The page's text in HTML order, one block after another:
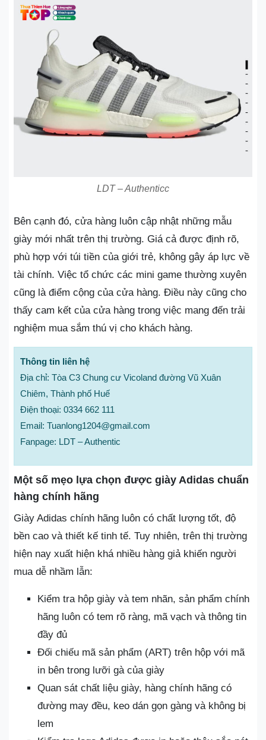
LDT – Authenticc
Bên cạnh đó, cửa hàng luôn cập nhật những mẫu
giày mới nhất trên thị trường. Giá cả được định rõ,
phù hợp với túi tiền của giới trẻ, không gây áp lực về
tài chính. Việc tổ chức các mini game thường xuyên
cũng là điểm cộng của cửa hàng. Điều này cũng cho
thấy cam kết của cửa hàng trong việc mang đến trải
nghiệm mua sắm thú vị cho khách hàng.
Thông tin liên hệ
Địa chỉ: Tòa C3 Chung cư Vicoland đường Vũ Xuân
Chiêm, Thành phố Huế
Điện thoại: 0334 662 111
Email: Tuanlong1204@gmail.com
Fanpage: LDT – Authentic
Một số mẹo lựa chọn được giày Adidas chuẩn
hàng chính hãng
Giày Adidas chính hãng luôn có chất lượng tốt, độ
bền cao và thiết kế tinh tế. Tuy nhiên, trên thị trường
hiện nay xuất hiện khá nhiều hàng giả khiến người
mua dễ nhầm lẫn:
Kiểm tra hộp giày và tem nhãn, sản phẩm chính
hãng luôn có tem rõ ràng, mã vạch và thông tin
đầy đủ
Đối chiếu mã sản phẩm (ART) trên hộp với mã
in bên trong lưỡi gà của giày
Quan sát chất liệu giày, hàng chính hãng có
đường may đều, keo dán gọn gàng và không bị
lem